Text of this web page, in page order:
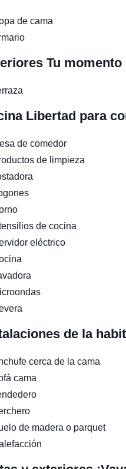
de cama
Tu momento
Libertad para
de comedor
de limpieza
de cocina
eléctrico
de la
cerca de la cama
cama
de madera o parquet